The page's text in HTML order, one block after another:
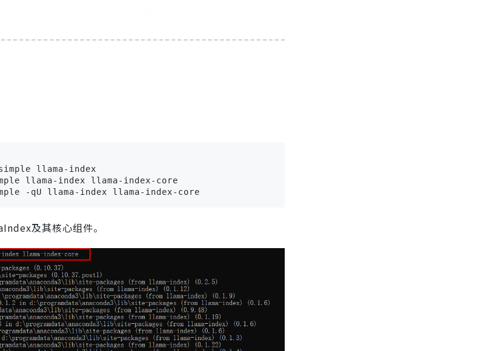
llama-index
llama-index llama-index-core
-qU llama-index llama-index-core
及其核心组件。